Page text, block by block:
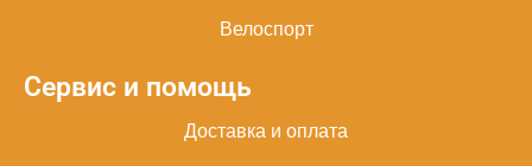
Велоспорт
Сервис и помощь
Доставка и оплата